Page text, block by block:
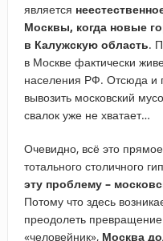
является
Москвы, когда новые
в Калужскую область.
в Москве фактически
населения РФ. Отсюда и
вывозить московский
свалок уже не хватает…
Очевидно, всё это
тотального столичного
эту проблему –
Потому что здесь
преодолеть
«человейник», Москва